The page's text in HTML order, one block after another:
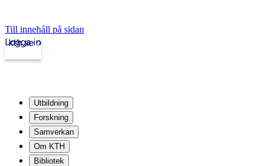
Till innehåll på sidan
kth.se
Logga in
Utbildning
Forskning
Samverkan
Om KTH
Bibliotek